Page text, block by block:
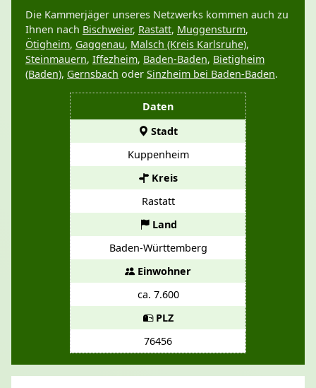
Daten
Stadt
Kuppenheim
Kreis
Rastatt
Land
Baden-Württemberg
Einwohner
ca. 7.600
PLZ
76456
Die Kammerjäger unseres Netzwerks kommen auch zu
Ihnen nach Bischweier, Rastatt, Muggensturm,
Ötigheim, Gaggenau, Malsch (Kreis Karlsruhe),
Steinmauern, Iffezheim, Baden-Baden, Bietigheim
(Baden), Gernsbach oder Sinzheim bei Baden-Baden.